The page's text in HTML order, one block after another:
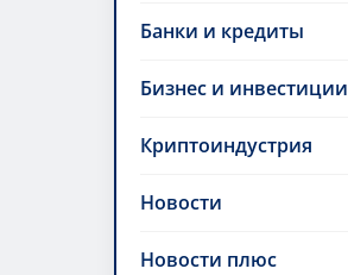
Банки и кредиты
Бизнес и инвестиции
Криптоиндустрия
Новости
Новости плюс